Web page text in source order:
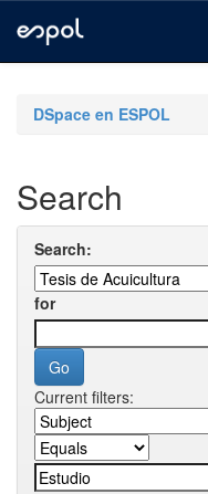
navigationDSpace en ESPOL
Search
Search:
for
Current filters: